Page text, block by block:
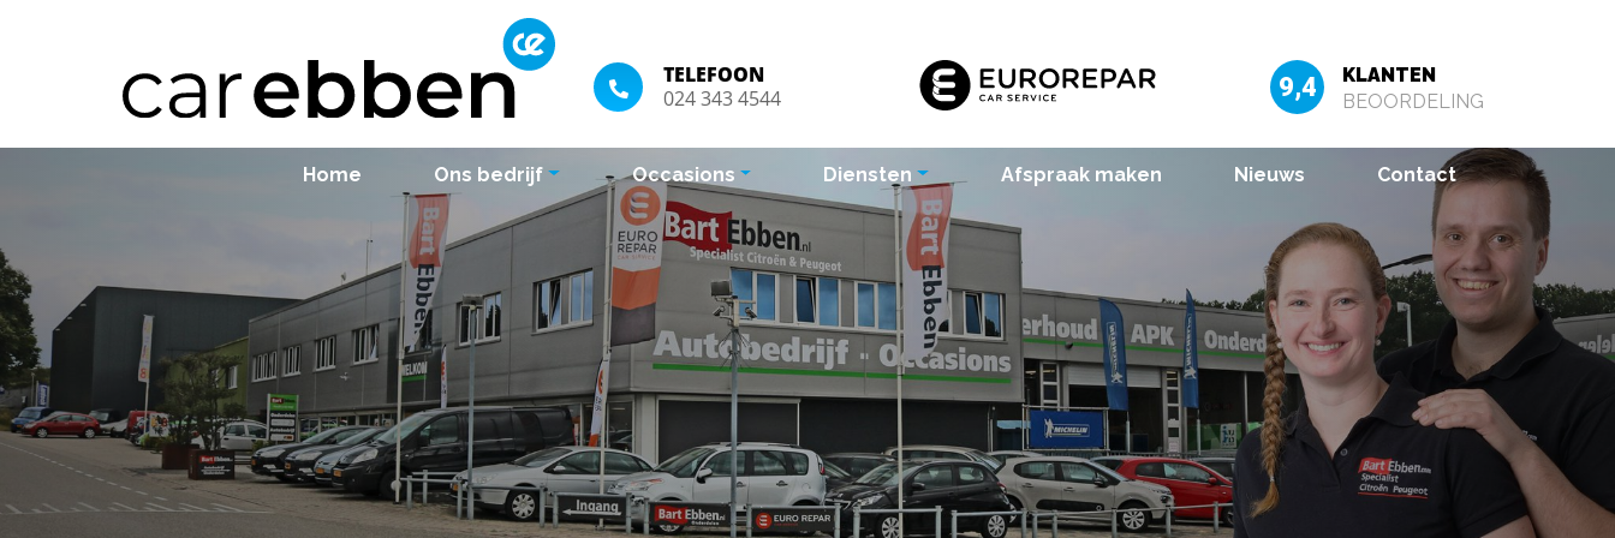
TELEFOON
024 343 4544
KLANTEN
BEOORDELING
9,4
Home Ons bedrijf Occasions Diensten Afspraak maken Nieuws Contact